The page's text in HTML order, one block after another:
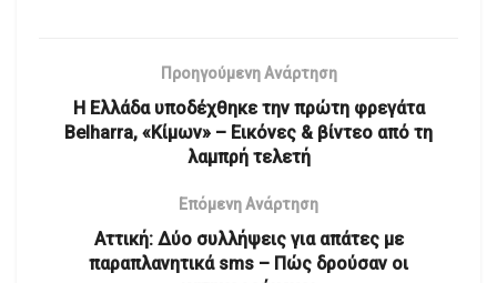
Προηγούμενη Ανάρτηση
Η Ελλάδα υποδέχθηκε την πρώτη φρεγάτα
Belharra, «Κίμων» – Εικόνες & βίντεο από τη
λαμπρή τελετή
Επόμενη Ανάρτηση
Αττική: Δύο συλλήψεις για απάτες με
παραπλανητικά sms – Πώς δρούσαν οι